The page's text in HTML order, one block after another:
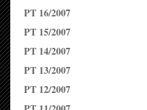
PT 16/2007
PT 15/2007
PT 14/2007
PT 13/2007
PT 12/2007